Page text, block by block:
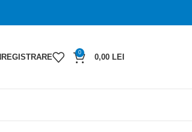
0
0,00 LEI